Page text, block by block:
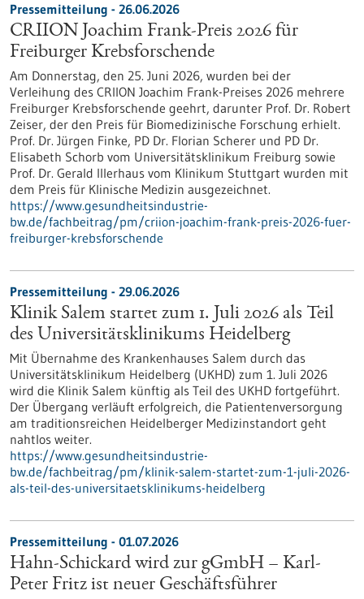
Pressemitteilung - 26.06.2026
CRIION Joachim Frank-Preis 2026 für
Freiburger Krebsforschende
Am Donnerstag, den 25. Juni 2026, wurden bei der
Verleihung des CRIION Joachim Frank-Preises 2026 mehrere
Freiburger Krebsforschende geehrt, darunter Prof. Dr. Robert
Zeiser, der den Preis für Biomedizinische Forschung erhielt.
Prof. Dr. Jürgen Finke, PD Dr. Florian Scherer und PD Dr.
Elisabeth Schorb vom Universitätsklinikum Freiburg sowie
Prof. Dr. Gerald Illerhaus vom Klinikum Stuttgart wurden mit
dem Preis für Klinische Medizin ausgezeichnet.
https://www.gesundheitsindustrie-
bw.de/fachbeitrag/pm/criion-joachim-frank-preis-2026-fuer-
freiburger-krebsforschende
Pressemitteilung - 29.06.2026
Klinik Salem startet zum 1. Juli 2026 als Teil
des Universitätsklinikums Heidelberg
Mit Übernahme des Krankenhauses Salem durch das
Universitätsklinikum Heidelberg (UKHD) zum 1. Juli 2026
wird die Klinik Salem künftig als Teil des UKHD fortgeführt.
Der Übergang verläuft erfolgreich, die Patientenversorgung
am traditionsreichen Heidelberger Medizinstandort geht
nahtlos weiter.
https://www.gesundheitsindustrie-
bw.de/fachbeitrag/pm/klinik-salem-startet-zum-1-juli-2026-
als-teil-des-universitaetsklinikums-heidelberg
Pressemitteilung - 01.07.2026
Hahn-Schickard wird zur gGmbH – Karl-
Peter Fritz ist neuer Geschäftsführer